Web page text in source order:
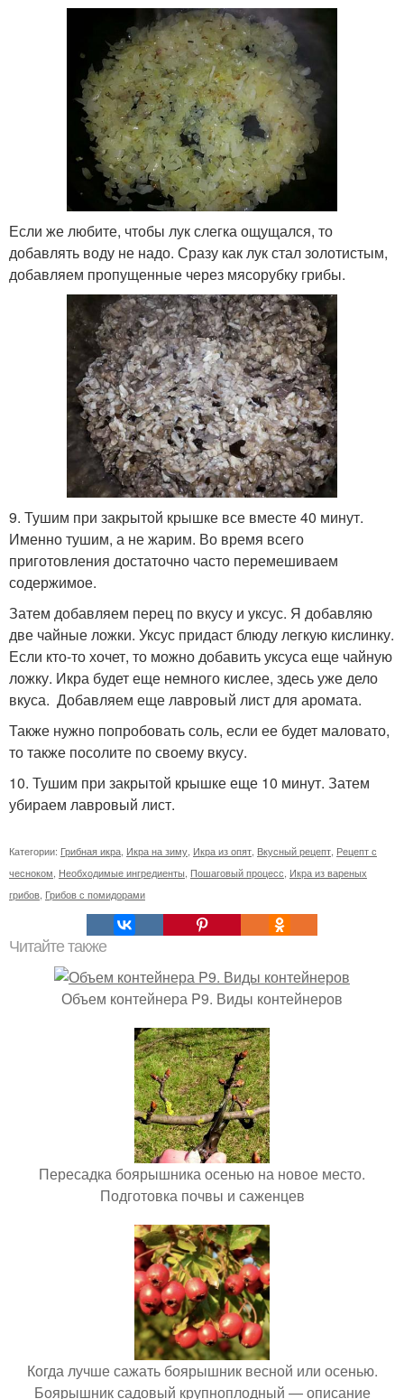
Если же любите, чтобы лук слегка ощущался, то
добавлять воду не надо. Сразу как лук стал золотистым,
добавляем пропущенные через мясорубку грибы.
9. Тушим при закрытой крышке все вместе 40 минут.
Именно тушим, а не жарим. Во время всего
приготовления достаточно часто перемешиваем
содержимое.
Затем добавляем перец по вкусу и уксус. Я добавляю
две чайные ложки. Уксус придаст блюду легкую кислинку.
Если кто-то хочет, то можно добавить уксуса еще чайную
ложку. Икра будет еще немного кислее, здесь уже дело
вкуса. Добавляем еще лавровый лист для аромата.
Также нужно попробовать соль, если ее будет маловато,
то также посолите по своему вкусу.
10. Тушим при закрытой крышке еще 10 минут. Затем
убираем лавровый лист.
Категории: Грибная икра Икра на зиму Икра из опят Вкусный рецепт Рецепт с
чесноком Необходимые ингредиенты Пошаговый процесс Икра из вареных
грибов Грибов с помидорами
Читайте также
Объем контейнера P9. Виды контейнеров
Пересадка боярышника осенью на новое место.
Подготовка почвы и саженцев
Когда лучше сажать боярышник весной или осенью.
Боярышник садовый крупноплодный — описание